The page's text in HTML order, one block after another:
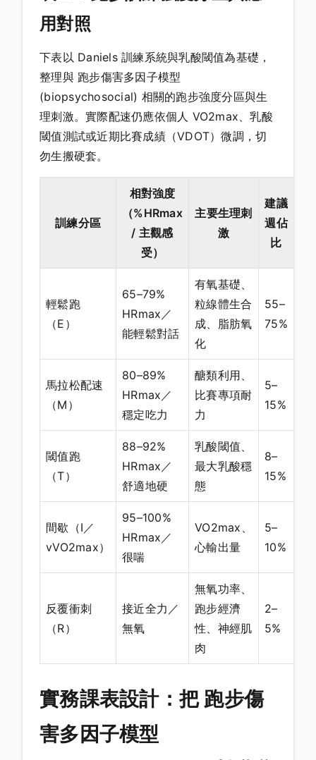
用對照
下表以 Daniels 訓練系統與乳酸閾值為基礎，
整理與 跑步傷害多因子模型
(biopsychosocial) 相關的跑步強度分區與生
理刺激。實際配速仍應依個人 VO2max、乳酸
閾值測試或近期比賽成績（VDOT）微調，切
勿生搬硬套。
訓練分區
相對強度
（%HRmax
/ 主觀感
受）
主要生理刺
激
建議
週佔
比
輕鬆跑
（E）
65–79%
HRmax／
能輕鬆對話
有氧基礎、
粒線體生合
成、脂肪氧
化
55–
75%
馬拉松配速
（M）
80–89%
HRmax／
穩定吃力
醣類利用、
比賽專項耐
力
5–
15%
閾值跑
（T）
88–92%
HRmax／
舒適地硬
乳酸閾值、
最大乳酸穩
態
8–
15%
間歇（I／
vVO2max）
95–100%
HRmax／
很喘
VO2max、
心輸出量
5–
10%
反覆衝刺
（R）
接近全力／
無氧
無氧功率、
跑步經濟
性、神經肌
肉
2–
5%
實務課表設計：把 跑步傷
害多因子模型